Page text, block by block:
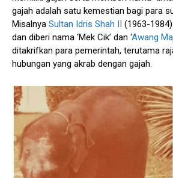
gajah adalah satu kemestian bagi para
Misalnya Sultan Idris Shah II (1963-
dan diberi nama ‘Mek Cik’ dan ‘Awang
ditakrifkan para pemerintah, terutama
hubungan yang akrab dengan gajah.